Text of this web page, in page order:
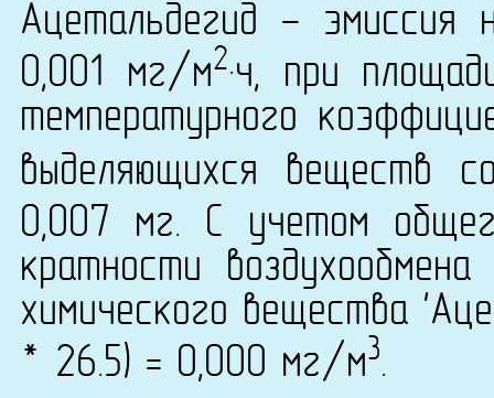
Ацетальдегид - эмиссия
0,001 мг/м2·ч, при
температурного
выделяющихся веществ
0,007 мг. С учетом
кратности
химического вещества
* 26.5) = 0,000 мг/м3.